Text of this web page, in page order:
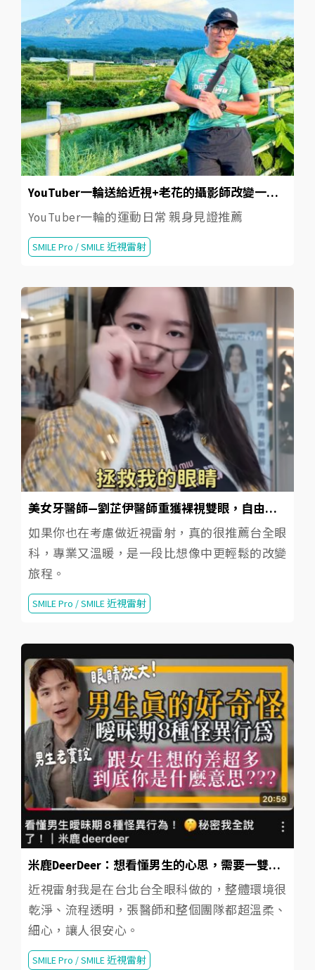
YouTuber一輪送給近視+老花的攝影師改變一生的大禮物！台全眼科SMILE Pro 2.0近視雷射
YouTuber一輪的運動日常 親身見證推薦
SMILE Pro / SMILE 近視雷射
美女牙醫師—劉芷伊醫師重獲裸視雙眼，自由看世界
如果你也在考慮做近視雷射，真的很推薦台全眼
科，專業又溫暖，是一段比想像中更輕鬆的改變
旅程。
SMILE Pro / SMILE 近視雷射
米鹿DeerDeer：想看懂男生的心思，需要一雙清楚的眼睛！
近視雷射我是在台北台全眼科做的，整體環境很
乾淨、流程透明，張醫師和整個團隊都超溫柔、
細心，讓人很安心。
SMILE Pro / SMILE 近視雷射